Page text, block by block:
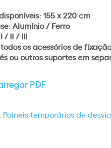
155 x 220 cm
Alumínio / Ferro
/ II / III
os acessórios de
ou outros suportes em
PDF
Paineis temporários de